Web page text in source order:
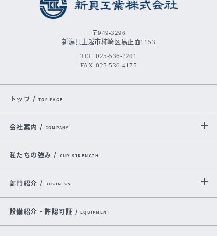
〒949-3296
新潟県上越市柿崎区馬正面1153
TEL. 025-536-2201
FAX. 025-536-4175
トップ / TOP PAGE
会社案内 / COMPANY
私たちの強み / OUR STRENGTH
部門紹介 / BUSINESS
設備紹介・許認可証 / EQUIPMENT